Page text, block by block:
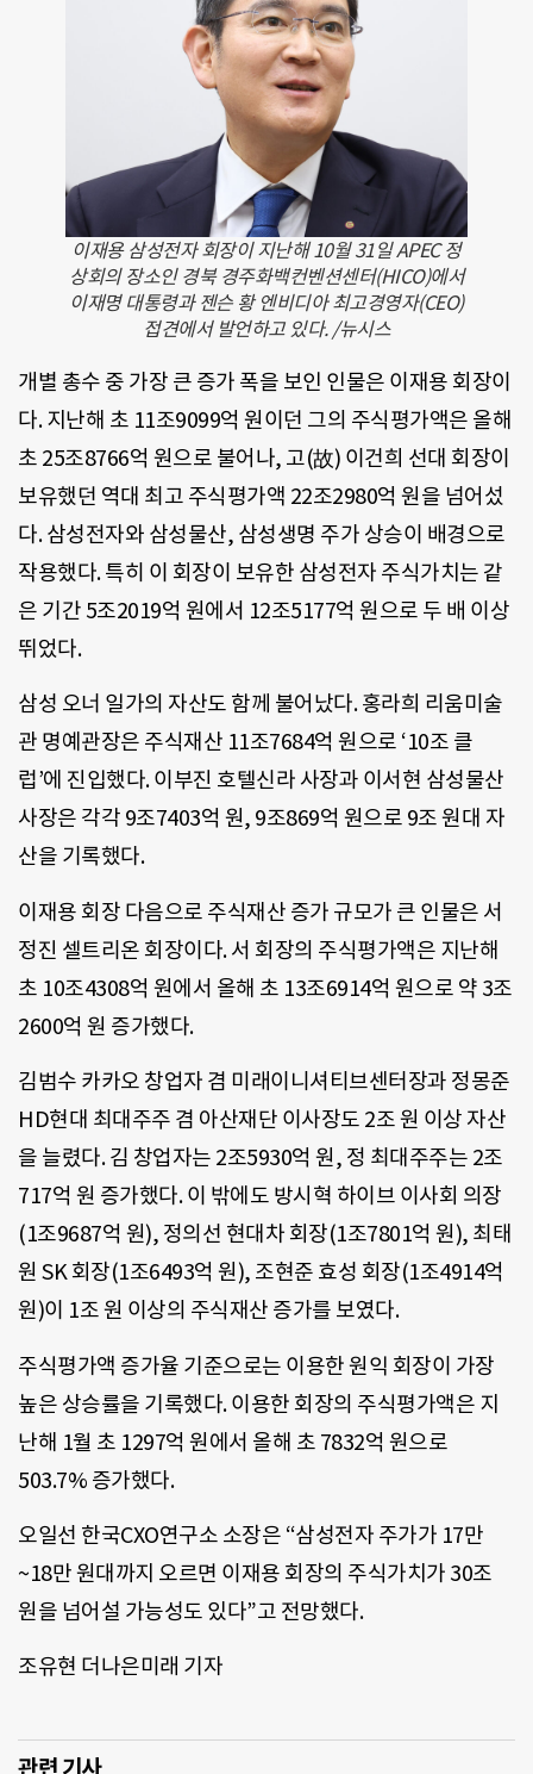
이재용 삼성전자 회장이 지난해 10월 31일 APEC 정
상회의 장소인 경북 경주화백컨벤션센터(HICO)에서
이재명 대통령과 젠슨 황 엔비디아 최고경영자(CEO)
접견에서 발언하고 있다. /뉴시스
개별 총수 중 가장 큰 증가 폭을 보인 인물은 이재용 회장이
다. 지난해 초 11조9099억 원이던 그의 주식평가액은 올해
초 25조8766억 원으로 불어나, 고(故) 이건희 선대 회장이
보유했던 역대 최고 주식평가액 22조2980억 원을 넘어섰
다. 삼성전자와 삼성물산, 삼성생명 주가 상승이 배경으로
작용했다. 특히 이 회장이 보유한 삼성전자 주식가치는 같
은 기간 5조2019억 원에서 12조5177억 원으로 두 배 이상
뛰었다.
삼성 오너 일가의 자산도 함께 불어났다. 홍라희 리움미술
관 명예관장은 주식재산 11조7684억 원으로 ‘10조 클
럽’에 진입했다. 이부진 호텔신라 사장과 이서현 삼성물산
사장은 각각 9조7403억 원, 9조869억 원으로 9조 원대 자
산을 기록했다.
이재용 회장 다음으로 주식재산 증가 규모가 큰 인물은 서
정진 셀트리온 회장이다. 서 회장의 주식평가액은 지난해
초 10조4308억 원에서 올해 초 13조6914억 원으로 약 3조
2600억 원 증가했다.
김범수 카카오 창업자 겸 미래이니셔티브센터장과 정몽준
HD현대 최대주주 겸 아산재단 이사장도 2조 원 이상 자산
을 늘렸다. 김 창업자는 2조5930억 원, 정 최대주주는 2조
717억 원 증가했다. 이 밖에도 방시혁 하이브 이사회 의장
(1조9687억 원), 정의선 현대차 회장(1조7801억 원), 최태
원 SK 회장(1조6493억 원), 조현준 효성 회장(1조4914억
원)이 1조 원 이상의 주식재산 증가를 보였다.
주식평가액 증가율 기준으로는 이용한 원익 회장이 가장
높은 상승률을 기록했다. 이용한 회장의 주식평가액은 지
난해 1월 초 1297억 원에서 올해 초 7832억 원으로
503.7% 증가했다.
오일선 한국CXO연구소 소장은 “삼성전자 주가가 17만
~18만 원대까지 오르면 이재용 회장의 주식가치가 30조
원을 넘어설 가능성도 있다”고 전망했다.
조유현 더나은미래 기자
관련 기사